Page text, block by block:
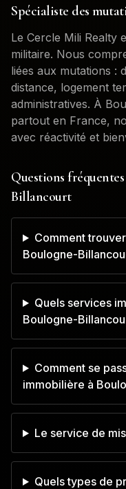
Spécialiste des
Le Cercle Mili Realty
militaire. Nous
liées aux mutations :
distance, logement
administratives. À
partout en France,
avec réactivité et
Questions
Billancourt
Comment
Boulogne-
Quels services
Boulogne-
Comment se
immobilière à
Le service de
Quels types de